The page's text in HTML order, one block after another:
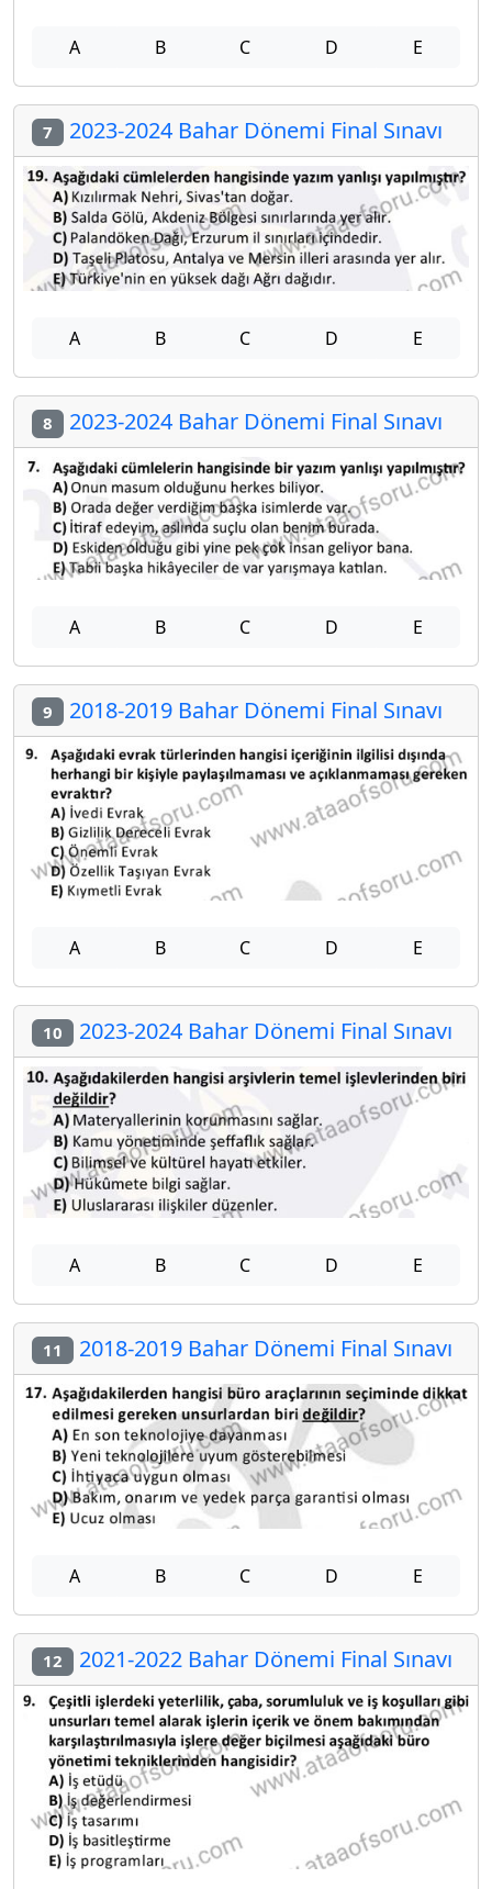
A B C D E
7 2023-2024 Bahar Dönemi Final Sınavı
A B C D E
8 2023-2024 Bahar Dönemi Final Sınavı
A B C D E
9 2018-2019 Bahar Dönemi Final Sınavı
A B C D E
10 2023-2024 Bahar Dönemi Final Sınavı
A B C D E
11 2018-2019 Bahar Dönemi Final Sınavı
A B C D E
12 2021-2022 Bahar Dönemi Final Sınavı